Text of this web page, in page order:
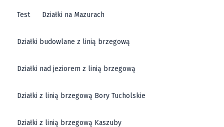
Test Działki na Mazurach
Działki budowlane z linią brzegową
Działki nad jeziorem z linią brzegową
Działki z linią brzegową Bory Tucholskie
Działki z linią brzegową Kaszuby